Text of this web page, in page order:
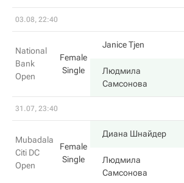
03.08, 22:40
National
Bank
Open
Female
Single
Janice Tjen
Людмила
Самсонова
31.07, 23:40
Mubadala
Citi DC
Open
Female
Single
Диана Шнайдер
Людмила
Самсонова